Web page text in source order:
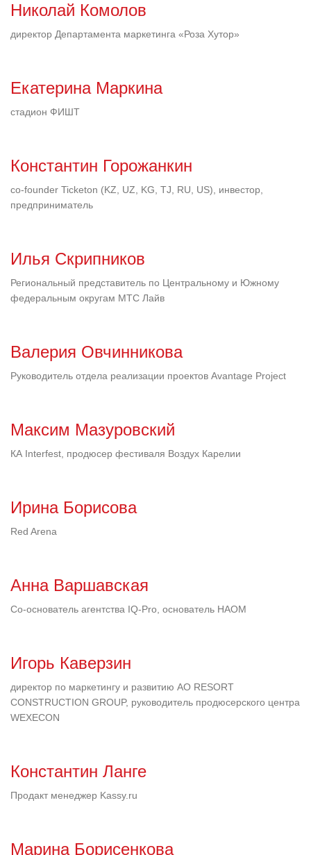
Николай Комолов
директор Департамента маркетинга «Роза Хутор»
Екатерина Маркина
стадион ФИШТ
Константин Горожанкин
co-founder Ticketon (KZ, UZ, KG, TJ, RU, US), инвестор,
предприниматель
Илья Скрипников
Региональный представитель по Центральному и Южному
федеральным округам МТС Лайв
Валерия Овчинникова
Руководитель отдела реализации проектов Avantage Project
Максим Мазуровский
КА Interfest, продюсер фестиваля Воздух Карелии
Ирина Борисова
Red Arena
Анна Варшавская
Со-основатель агентства IQ-Pro, основатель НАОМ
Игорь Каверзин
директор по маркетингу и развитию АО RESORT
CONSTRUCTION GROUP, руководитель продюсерского центра
WEXECON
Константин Ланге
Продакт менеджер Kassy.ru
Марина Борисенкова